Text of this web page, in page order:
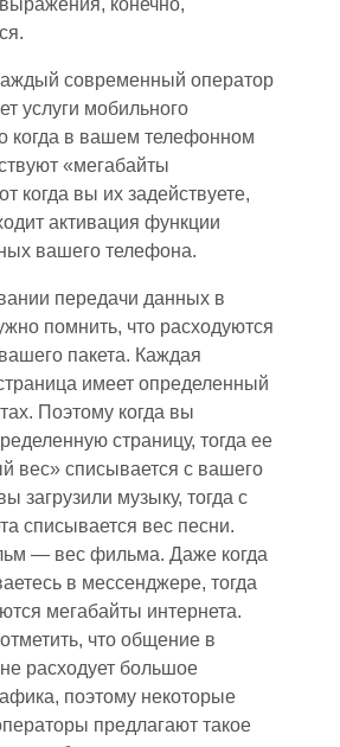
современный оператор
услуги мобильного
когда в вашем телефонном
«мегабайты
когда вы их задействуете,
активация функции
вашего телефона.
передачи данных в
помнить, что расходуются
пакета. Каждая
имеет определенный
Поэтому когда вы
страницу, тогда ее
вес» списывается с вашего
загрузили музыку, тогда с
списывается вес песни.
— вес фильма. Даже когда
в мессенджере, тогда
мегабайты интернета.
что общение в
расходует большое
поэтому некоторые
предлагают такое